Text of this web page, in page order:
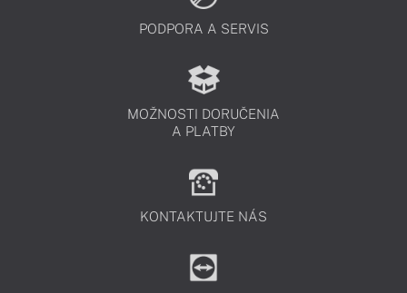
PODPORA A SERVIS
MOŽNOSTI DORUČENIA
A PLATBY
KONTAKTUJTE NÁS